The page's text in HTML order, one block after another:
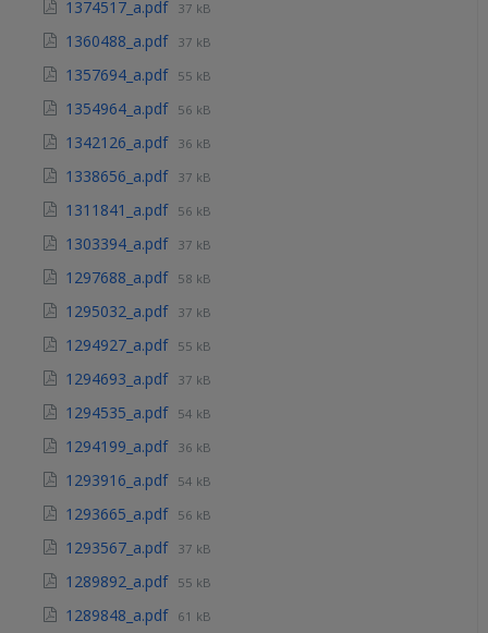
1374517_a.pdf 37 kB
1360488_a.pdf 37 kB
1357694_a.pdf 55 kB
1354964_a.pdf 56 kB
1342126_a.pdf 36 kB
1338656_a.pdf 37 kB
1311841_a.pdf 56 kB
1303394_a.pdf 37 kB
1297688_a.pdf 58 kB
1295032_a.pdf 37 kB
1294927_a.pdf 55 kB
1294693_a.pdf 37 kB
1294535_a.pdf 54 kB
1294199_a.pdf 36 kB
1293916_a.pdf 54 kB
1293665_a.pdf 56 kB
1293567_a.pdf 37 kB
1289892_a.pdf 55 kB
1289848_a.pdf 61 kB